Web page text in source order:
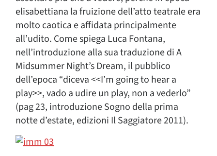
elisabettiana la fruizione dell’atto teatrale era
molto caotica e affidata principalmente
all’udito. Come spiega Luca Fontana,
nell’introduzione alla sua traduzione di A
Midsummer Night’s Dream, il pubblico
dell’epoca “diceva <<I’m going to hear a
play>>, vado a udire un play, non a vederlo”
(pag 23, introduzione Sogno della prima
notte d’estate, edizioni Il Saggiatore 2011).